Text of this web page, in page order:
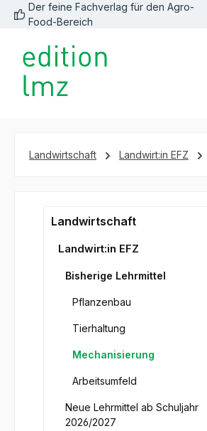
Zur Hauptnavigation
Der feine Fachverlag für den Agro-
Food-Bereich
Landwirtschaft Landwirt:in EFZ
Landwirtschaft
Landwirt:in EFZ
Bisherige Lehrmittel
Pflanzenbau
Tierhaltung
Mechanisierung
Arbeitsumfeld
Neue Lehrmittel ab Schuljahr
2026/2027